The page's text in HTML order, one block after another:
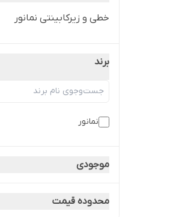
خطی و زیرکابینتی نمانور
برند
نمانور
موجودی
محدوده قیمت